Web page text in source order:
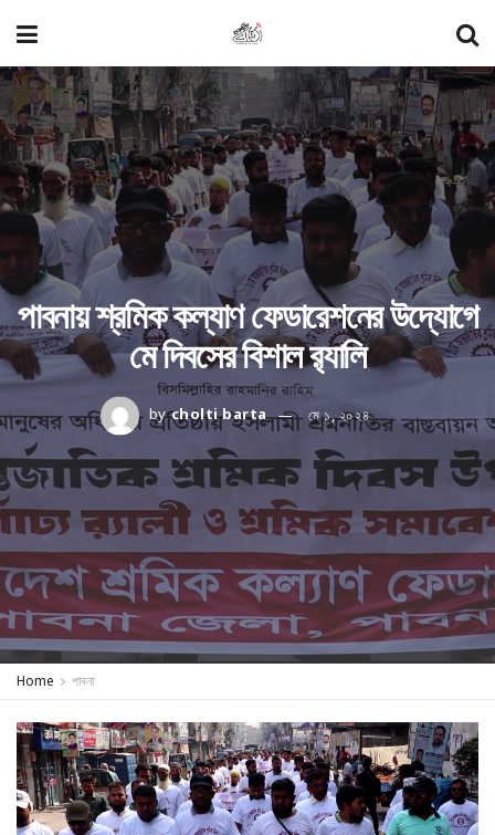
পাবনায় শ্রমিক কল্যাণ ফেডারেশনের উদ্যােগে
মে দিবসের বিশাল র‍্যালি
bycholti barta মে ১, ২০২৪
Home পাবনা